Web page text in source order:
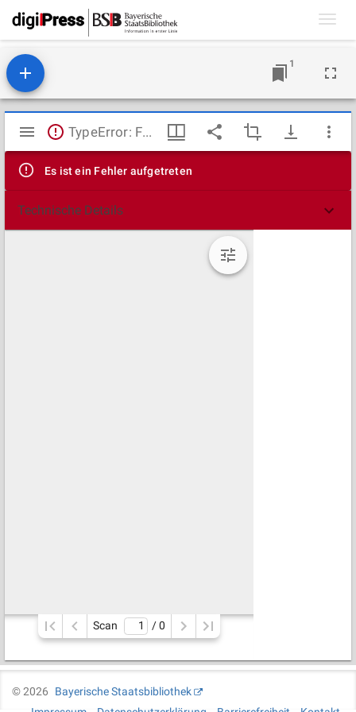
1
Mirador
Viewer
TypeError: Failed to fetch
Es ist ein Fehler aufgetreten
Technische Details
Scan / 0
©2026
Bayerische Staatsbibliothek